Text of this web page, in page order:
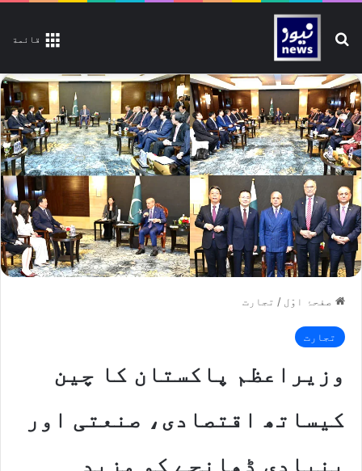
قائمة تلاش کیجیے
صفحۂ اوّل / تجارت
تجارت
وزیراعظم پاکستان کا چین
کیساتھ اقتصادی، صنعتی اور
بنیادی ڈھانچے کو مزید